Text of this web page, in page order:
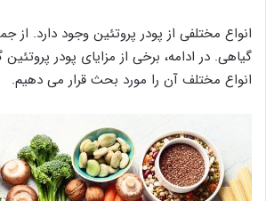
انواع مختلفی از پودر پروتئین وجود دارد. از
گیاهی. در ادامه، برخی از مزایای پودر
انواع مختلف آن را مورد بحث قرار می دهیم.